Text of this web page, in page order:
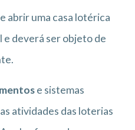
abrir uma casa lotérica
e deverá ser objeto de
e sistemas
atividades das loterias